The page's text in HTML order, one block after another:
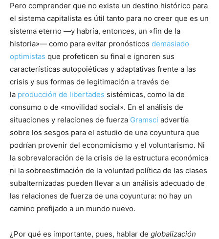
Pero comprender que no existe un destino histórico para
el sistema capitalista es útil tanto para no creer que es un
sistema eterno —y habría, entonces, un «fin de la
historia»— como para evitar pronósticos demasiado
optimistas que profeticen su final e ignoren sus
características autopoiéticas y adaptativas frente a las
crisis y sus formas de legitimación a través de
la producción de libertades sistémicas, como la de
consumo o de «movilidad social». En el análisis de
situaciones y relaciones de fuerza Gramsci advertía
sobre los sesgos para el estudio de una coyuntura que
podrían provenir del economicismo y el voluntarismo. Ni
la sobrevaloración de la crisis de la estructura económica
ni la sobreestimación de la voluntad política de las clases
subalternizadas pueden llevar a un análisis adecuado de
las relaciones de fuerza de una coyuntura: no hay un
camino prefijado a un mundo nuevo.
¿Por qué es importante, pues, hablar de globalización